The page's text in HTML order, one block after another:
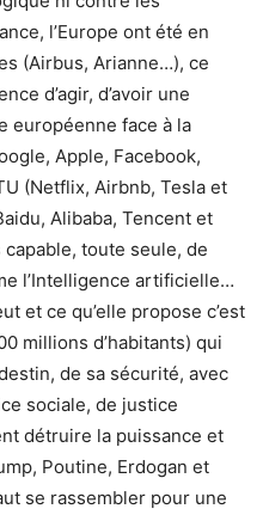
l’Europe ont été en
(Airbus, Arianne…), ce
d’agir, d’avoir une
européenne face à la
Apple, Facebook,
(Netflix, Airbnb, Tesla et
Alibaba, Tencent et
capable, toute seule, de
l’Intelligence artificielle…
et ce qu’elle propose c’est
millions d’habitants) qui
de sa sécurité, avec
sociale, de justice
détruire la puissance et
Poutine, Erdogan et
se rassembler pour une